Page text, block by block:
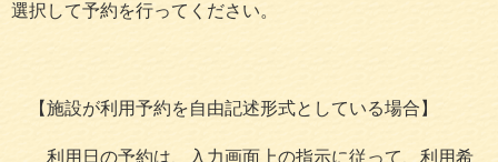
選択して予約を行ってください。
【施設が利用予約を自由記述形式としている場合】
利用日の予約は、入力画面上の指示に従って、利用希